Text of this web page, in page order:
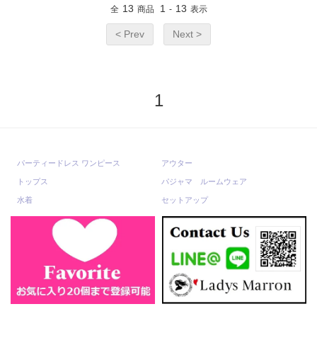
全 13 商品 1 - 13 表示
< Prev Next >
1
パーティードレス ワンピース アウター
トップス パジャマ ルームウェア
水着 セットアップ